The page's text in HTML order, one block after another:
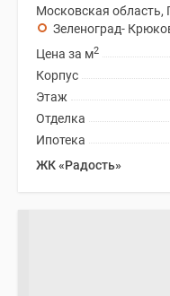
Московская
Зеленоград-
Цена за м2
Корпус
Этаж
Отделка
Ипотека
ЖК «Радость»